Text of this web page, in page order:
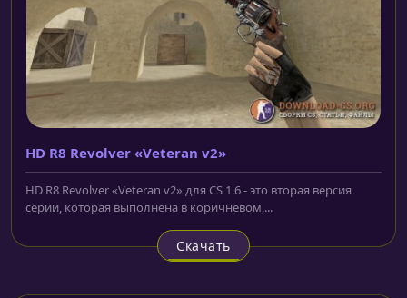
HD R8 Revolver «Veteran v2»
HD R8 Revolver «Veteran v2» для CS 1.6 - это вторая версия
серии, которая выполнена в коричневом,...
Скачать